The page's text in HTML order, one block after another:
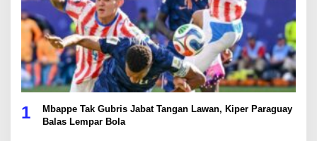
1
Mbappe Tak Gubris Jabat Tangan Lawan, Kiper Paraguay
Balas Lempar Bola